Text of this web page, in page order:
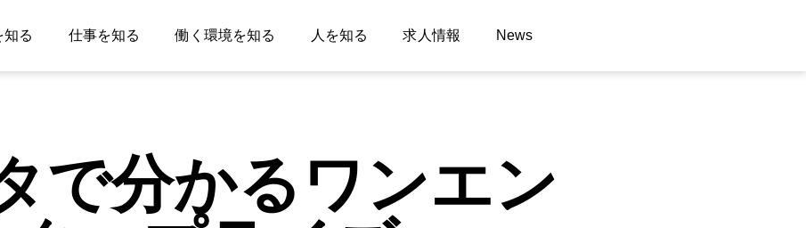
知る 仕事を知る 働く環境を知る 人を知る 求人情報 News
で分かるワンエン